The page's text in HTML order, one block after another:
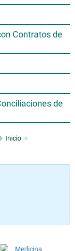
Contratos de
de
Inicio